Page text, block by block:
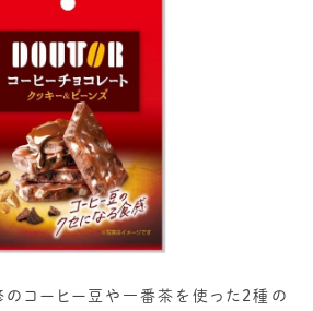
のコーヒー豆や一番茶を使った2種の